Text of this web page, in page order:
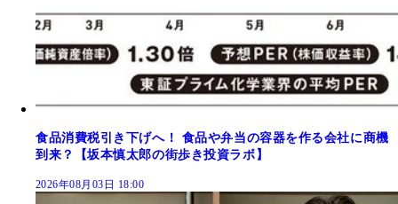
食品消費税引き下げへ！ 食品や弁当の容器を作る会社に商機
到来？【坂本慎太郎の街歩き投資ラボ】
2026年08月03日 18:00